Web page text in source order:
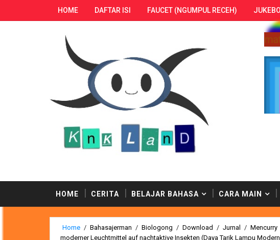
HOME DAFTAR ISI FAUCET (NGUMPUL RECEH)
menemukan ratusan postingan berbahaya dari penulis-
HOME CERITA BELAJAR BAHASA CARA MAIN
Home / Bahasajerman / Biologong / Download / Jurnal / Mencurry
moderner Leuchtmittel auf nachtaktive Insekten (Daya Tarik Lampu